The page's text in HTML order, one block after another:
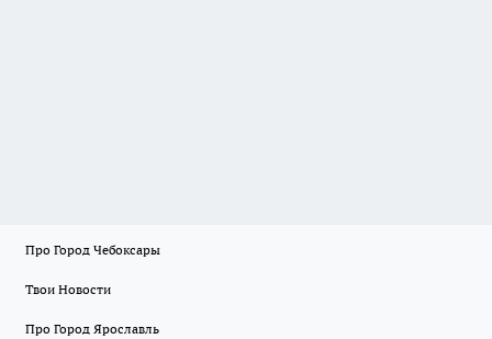
Про Город Чебоксары
Твои Новости
Про Город Ярославль